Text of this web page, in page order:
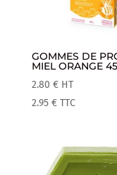
GOMMES DE
MIEL ORANGE
2.80 € HT
2.95 € TTC